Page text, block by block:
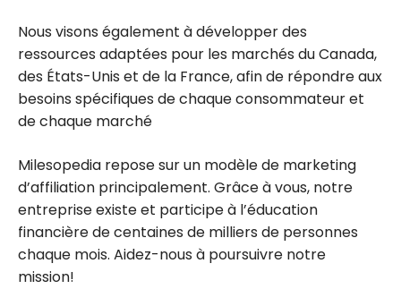
Nous visons également à développer des
ressources adaptées pour les marchés du Canada,
des États-Unis et de la France, afin de répondre aux
besoins spécifiques de chaque consommateur et
de chaque marché
Milesopedia repose sur un modèle de marketing
d’affiliation principalement. Grâce à vous, notre
entreprise existe et participe à l’éducation
financière de centaines de milliers de personnes
chaque mois. Aidez-nous à poursuivre notre
mission!